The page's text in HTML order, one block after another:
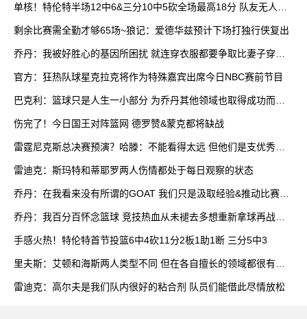
单核！特伦特半场12中6&三分10中5砍全场最高18分 队友无人上
剩余比赛需全勤才够65场~狼记：爱德华兹预计下场打独行侠复出
乔丹：我被好胜心的基因所困扰 就连穿衣服都要争取比妻子穿得
官方：狂热队球星克拉克将作为特殊嘉宾出席今日NBC赛前节目
巴克利：篮球只是人生一小部分 为乔丹其他领域也取得成功而自
伤完了！今日国王对阵篮网 德罗赞&蒙克都将缺战
雷霆尼克斯总决赛预演？哈滕：不能看得太远 但他们是支优秀球
雷迪克：斯玛特和蒂耶罗两人伤情都处于每日观察的状态
乔丹：在我看来没有所谓的GOAT 我们只是汲取经验&推动比赛发
乔丹：我百分百怀念篮球 竞技热血从未褪去多想重新拿球再战一
手感火热！特伦特首节投篮6中4砍11分2板1助1断 三分5中3
里夫斯：艾顿和海斯两人类型不同 但在各自擅长的领域都很有效
雷迪克：高尔夫是我们队内很好的粘合剂 队员们能借此尽情放松